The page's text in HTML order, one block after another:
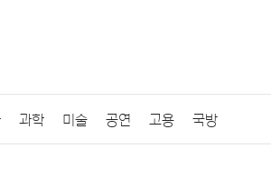
과학 미술 공연 고용 국방